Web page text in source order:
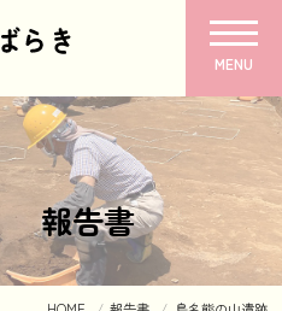
MENU
報告書